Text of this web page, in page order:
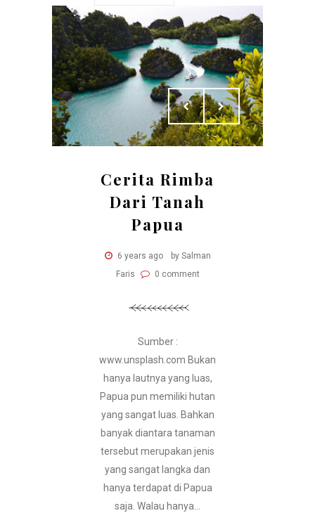
Cerita Rimba
Dari Tanah
Papua
6 years ago
by Salman
Faris
0 comment
Sumber :
www.unsplash.com Bukan
hanya lautnya yang luas,
Papua pun memiliki hutan
yang sangat luas. Bahkan
banyak diantara tanaman
tersebut merupakan jenis
yang sangat langka dan
hanya terdapat di Papua
saja. Walau hanya...